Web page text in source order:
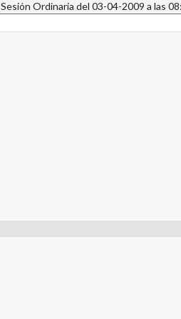
Sesión Ordinaria del 03-04-2009 a las